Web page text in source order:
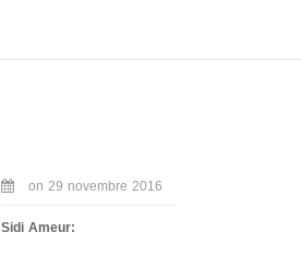
on 29 novembre 2016
Sidi Ameur: